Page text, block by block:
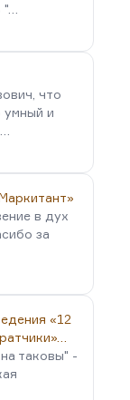
что
умный и
в дух
за
«12
таковы" -